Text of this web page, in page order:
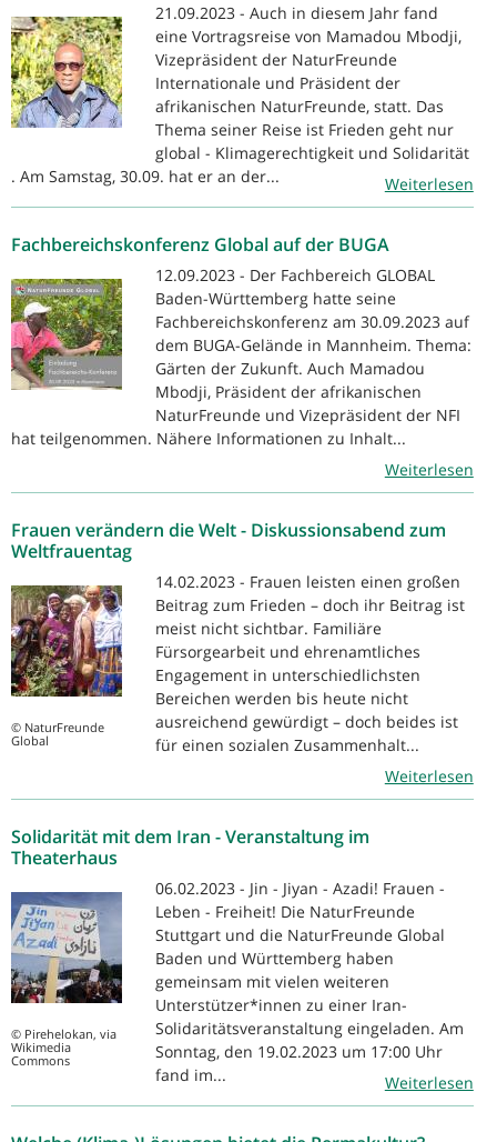
21.09.2023 - Auch in diesem Jahr fand
eine Vortragsreise von Mamadou Mbodji,
Vizepräsident der NaturFreunde
Internationale und Präsident der
afrikanischen NaturFreunde, statt. Das
Thema seiner Reise ist Frieden geht nur
global - Klimagerechtigkeit und Solidarität
. Am Samstag, 30.09. hat er an der...
Weiterlesen
Fachbereichskonferenz Global auf der BUGA
12.09.2023 - Der Fachbereich GLOBAL
Baden-Württemberg hatte seine
Fachbereichskonferenz am 30.09.2023 auf
dem BUGA-Gelände in Mannheim. Thema:
Gärten der Zukunft. Auch Mamadou
Mbodji, Präsident der afrikanischen
NaturFreunde und Vizepräsident der NFI
hat teilgenommen. Nähere Informationen zu Inhalt...
Weiterlesen
Frauen verändern die Welt - Diskussionsabend zum
Weltfrauentag
© NaturFreunde
Global
14.02.2023 - Frauen leisten einen großen
Beitrag zum Frieden – doch ihr Beitrag ist
meist nicht sichtbar. Familiäre
Fürsorgearbeit und ehrenamtliches
Engagement in unterschiedlichsten
Bereichen werden bis heute nicht
ausreichend gewürdigt – doch beides ist
für einen sozialen Zusammenhalt...
Weiterlesen
Solidarität mit dem Iran - Veranstaltung im
Theaterhaus
© Pirehelokan, via
Wikimedia
Commons
06.02.2023 - Jin - Jiyan - Azadi! Frauen -
Leben - Freiheit! Die NaturFreunde
Stuttgart und die NaturFreunde Global
Baden und Württemberg haben
gemeinsam mit vielen weiteren
Unterstützer*innen zu einer Iran-
Solidaritätsveranstaltung eingeladen. Am
Sonntag, den 19.02.2023 um 17:00 Uhr
fand im...
Weiterlesen